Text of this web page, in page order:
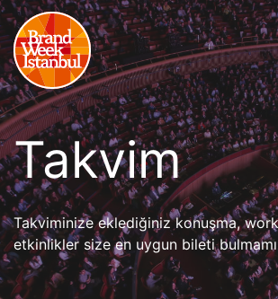
Takvim
Takviminize eklediğiniz konuşma,
etkinlikler size en uygun bileti